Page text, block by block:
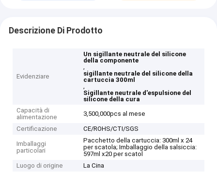
Descrizione Di Prodotto
Evidenziare
Un sigillante neutrale del silicone
della componente
,
sigillante neutrale del silicone della
cartuccia 300ml
,
Sigillante neutrale d'espulsione del
silicone della cura
Capacità di
alimentazione
3,500,000pcs al mese
Certificazione CE/ROHS/CTI/SGS
Imballaggi
particolari
Pacchetto della cartuccia: 300ml x 24
per scatola; Imballaggio della salsiccia:
597ml x20 per scatol
Luogo di origine
La Cina